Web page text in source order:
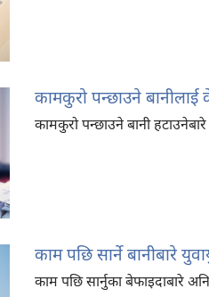
कामकुरो पन्छाउने बानीलाई
कामकुरो पन्छाउने बानी
काम पछि सार्ने बानीबारे
काम पछि सार्नुका बेफाइदाबारे